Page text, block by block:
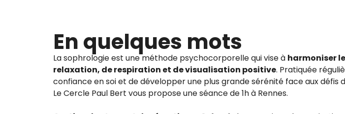
En quelques mots
La sophrologie est une méthode psychocorporelle qui vise à harmoniser
relaxation, de respiration et de visualisation positive. Pratiquée
confiance en soi et de développer une plus grande sérénité face aux défis
Le Cercle Paul Bert vous propose une séance de 1h à Rennes.